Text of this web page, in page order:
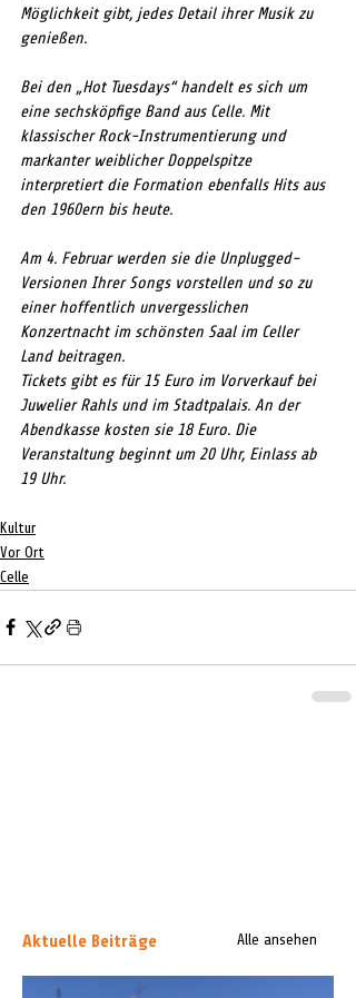
Möglichkeit gibt, jedes Detail ihrer Musik zu
genießen.
Bei den „Hot Tuesdays“ handelt es sich um
eine sechsköpfige Band aus Celle. Mit
klassischer Rock-Instrumentierung und
markanter weiblicher Doppelspitze
interpretiert die Formation ebenfalls Hits aus
den 1960ern bis heute.
Am 4. Februar werden sie die Unplugged-
Versionen Ihrer Songs vorstellen und so zu
einer hoffentlich unvergesslichen
Konzertnacht im schönsten Saal im Celler
Land beitragen.
Tickets gibt es für 15 Euro im Vorverkauf bei
Juwelier Rahls und im Stadtpalais. An der
Abendkasse kosten sie 18 Euro. Die
Veranstaltung beginnt um 20 Uhr, Einlass ab
19 Uhr.
Kultur
Vor Ort
Celle
Aktuelle Beiträge Alle ansehen